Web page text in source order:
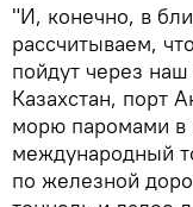
"И, конечно, в
рассчитываем,
пойдут через
Казахстан, порт
морю паромами в
международный
по железной